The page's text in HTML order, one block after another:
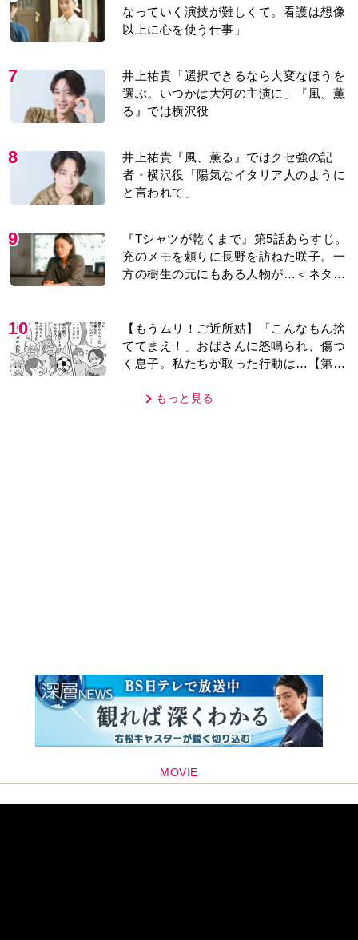
7
井上祐貴「選択できるなら大変なほうを
る』では横沢役
8
井上祐貴『風、薫る』ではクセ強の記
と言われて」
9
『Tシャツが乾くまで』第5話あらすじ。
方の樹生の元にもある人物が…＜ネタバ
レあり＞
10
く息子。私たちが取った行動は…【第3
話】
もっと見る